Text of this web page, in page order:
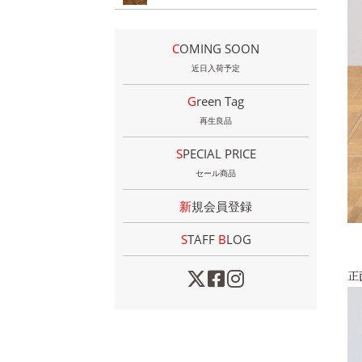
正
COMING SOON
近日入荷予定
Green Tag
再生良品
SPECIAL PRICE
セール商品
新規会員登録
STAFF BLOG